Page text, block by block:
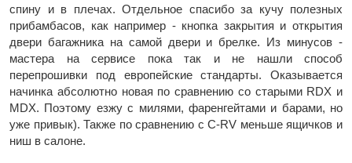
спину и в плечах. Отдельное спасибо за кучу полезных
прибамбасов, как например - кнопка закрытия и открытия
двери багажника на самой двери и брелке. Из минусов -
мастера на сервисе пока так и не нашли способ
перепрошивки под европейские стандарты. Оказывается
начинка абсолютно новая по сравнению со старыми RDX и
MDX. Поэтому езжу с милями, фаренгейтами и барами, но
уже привык). Также по сравнению с C-RV меньше ящичков и
ниш в салоне.